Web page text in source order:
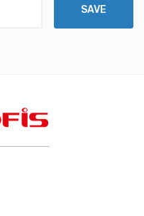
SAVE